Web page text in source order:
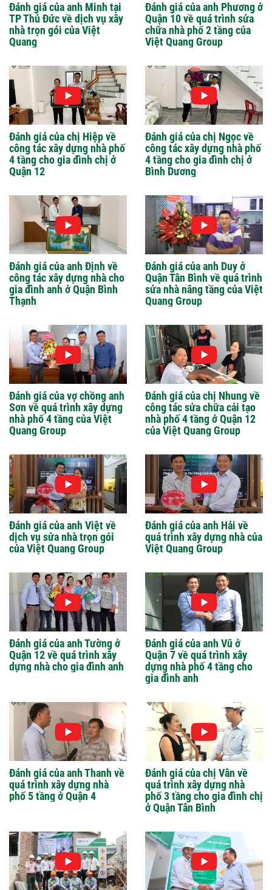
Đánh giá của anh Minh tại
TP Thủ Đức về dịch vụ xây
nhà trọn gói của Việt
Quang
Đánh giá của anh Phương ở
Quận 10 về quá trình sửa
chữa nhà phố 2 tầng của
Việt Quang Group
Đánh giá của chị Hiệp về
công tác xây dựng nhà phố
4 tầng cho gia đình chị ở
Quận 12
Đánh giá của chị Ngọc về
công tác xây dựng nhà phố
4 tầng cho gia đình chị ở
Bình Dương
Đánh giá của anh Định về
công tác xây dựng nhà cho
gia đình anh ở Quận Bình
Thạnh
Đánh giá của anh Duy ở
Quận Tân Bình về quá trình
sửa nhà nâng tầng của Việt
Quang Group
Đánh giá của vợ chồng anh
Sơn về quá trình xây dựng
nhà phố 4 tầng của Việt
Quang Group
Đánh giá của chị Nhung về
công tác sửa chữa cải tạo
nhà phố 4 tầng ở Quận 12
của Việt Quang Group
Đánh giá của anh Việt về
dịch vụ sửa nhà trọn gói
của Việt Quang Group
Đánh giá của anh Hải về
quá trình xây dựng nhà của
Việt Quang Group
Đánh giá của anh Tường ở
Quận 12 về quá trình xây
dựng nhà cho gia đình anh
Đánh giá của anh Vũ ở
Quận 7 về quá trình xây
dựng nhà phố 4 tầng cho
gia đình anh
Đánh giá của anh Thanh về
quá trình xây dựng nhà
phố 5 tầng ở Quận 4
Đánh giá của chị Vân về
quá trình xây dựng nhà
phố 3 tầng cho gia đình chị
ở Quận Tân Bình